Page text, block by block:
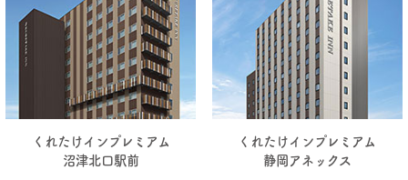
くれたけインプレミアム
沼津北口駅前
くれたけインプレミアム
静岡アネックス